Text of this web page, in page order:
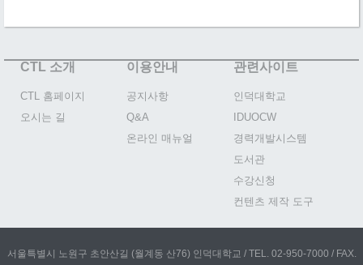
CTL 소개
CTL 홈페이지
오시는 길
이용안내
공지사항
Q&A
온라인 매뉴얼
관련사이트
인덕대학교
IDUOCW
경력개발시스템
도서관
수강신청
컨텐츠 제작 도구
서울특별시 노원구 초안산길 (월계동 산76) 인덕대학교 / TEL. 02-950-7000 / FAX.